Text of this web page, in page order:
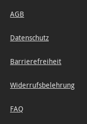
AGB
Datenschutz
Barrierefreiheit
Widerrufsbelehrung
FAQ